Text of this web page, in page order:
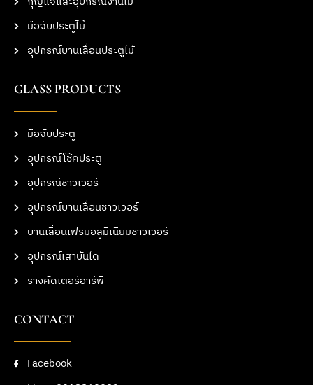
มือจับประตูไม้
อุปกรณ์บานเลื่อนประตูไม้
GLASS PRODUCTS
มือจับประตู
อุปกรณ์โช๊คประตู
อุปกรณ์ชาวเวอร์
อุปกรณ์บานเลื่อนชาวเวอร์
บานเลื่อนเฟรมอลูมิเนียมชาวเวอร์
อุปกรณ์เสาบันได
รางคัดเตอร์อาร์พี
CONTACT
Facebook